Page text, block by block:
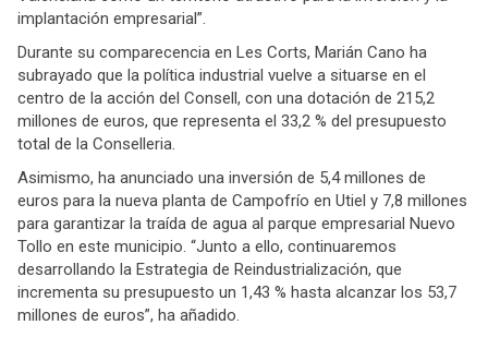
implantación empresarial”.
Durante su comparecencia en Les Corts, Marián Cano ha
subrayado que la política industrial vuelve a situarse en el
centro de la acción del Consell, con una dotación de 215,2
millones de euros, que representa el 33,2 % del presupuesto
total de la Conselleria.
Asimismo, ha anunciado una inversión de 5,4 millones de
euros para la nueva planta de Campofrío en Utiel y 7,8 millones
para garantizar la traída de agua al parque empresarial Nuevo
Tollo en este municipio. “Junto a ello, continuaremos
desarrollando la Estrategia de Reindustrialización, que
incrementa su presupuesto un 1,43 % hasta alcanzar los 53,7
millones de euros”, ha añadido.